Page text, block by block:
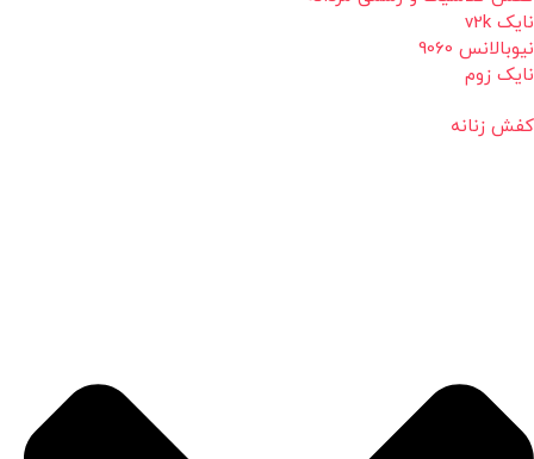
نایک v2k
نیوبالانس 9060
نایک زوم
کفش زنانه